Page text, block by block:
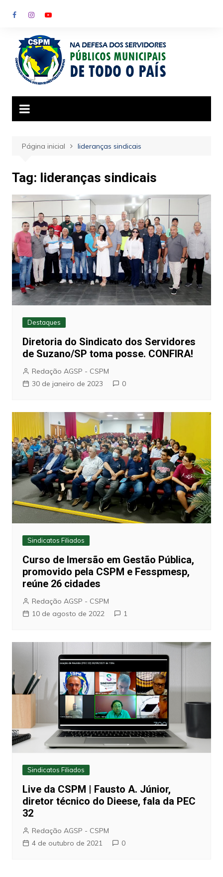
para
conteúdo
Página inicial lideranças sindicais
Tag: lideranças sindicais
Destaques
Diretoria do Sindicato dos Servidores
de Suzano/SP toma posse. CONFIRA!
Redação AGSP - CSPM
30 de janeiro de 2023
0
Sindicatos Filiados
Curso de Imersão em Gestão Pública,
promovido pela CSPM e Fesspmesp,
reúne 26 cidades
Redação AGSP - CSPM
10 de agosto de 2022
1
Sindicatos Filiados
Live da CSPM | Fausto A. Júnior,
diretor técnico do Dieese, fala da PEC
32
Redação AGSP - CSPM
4 de outubro de 2021
0